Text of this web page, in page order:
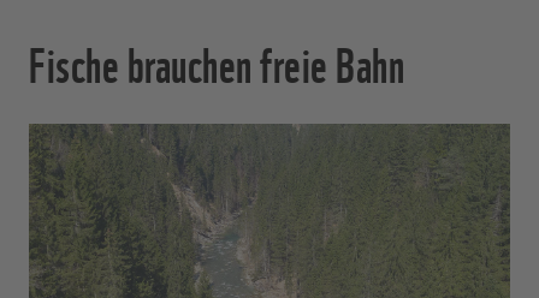
Fische brauchen freie Bahn